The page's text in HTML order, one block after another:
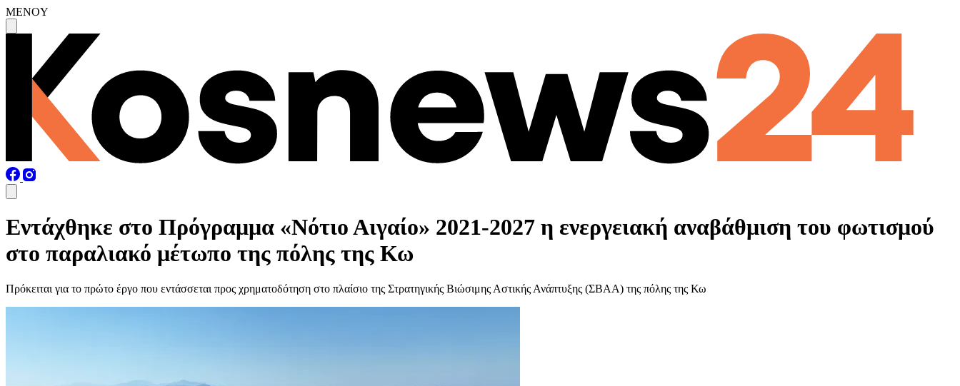
MENOY
Εντάχθηκε στο Πρόγραμμα «Νότιο Αιγαίο» 2021-2027 η ενεργειακή αναβάθμιση του φωτισμού
στο παραλιακό μέτωπο της πόλης της Κω
Πρόκειται για το πρώτο έργο που εντάσσεται προς χρηματοδότηση στο πλαίσιο της Στρατηγικής Βιώσιμης Αστικής Ανάπτυξης (ΣΒΑΑ) της πόλης της Κω